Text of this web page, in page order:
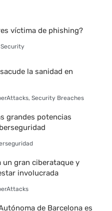
víctima de phishing?
la sanidad en
, Security Breaches
grandes potencias
un gran ciberataque y
involucrada
de Barcelona es